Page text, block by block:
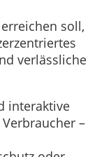
soll,
verlässliche
interaktive
–